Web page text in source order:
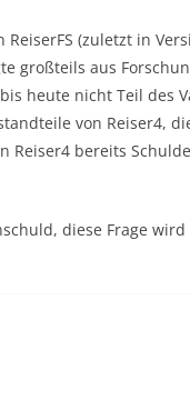
(zuletzt in
großteils aus
heute nicht Teil des
von Reiser4,
Reiser4 bereits
diese Frage